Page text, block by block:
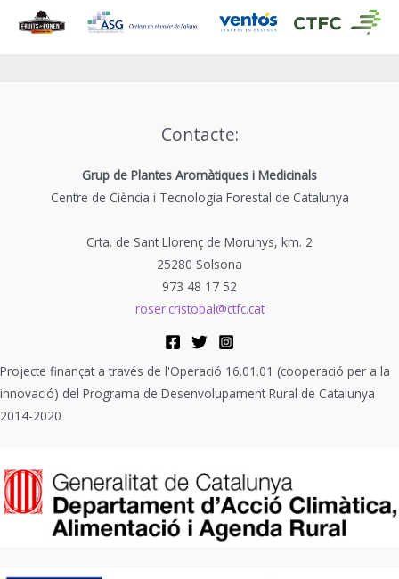
Contacte:
Grup de Plantes Aromàtiques i Medicinals
Centre de Ciència i Tecnologia Forestal de Catalunya
Crta. de Sant Llorenç de Morunys, km. 2
25280 Solsona
973 48 17 52
roser.cristobal@ctfc.cat
Projecte finançat a través de l'Operació 16.01.01 (cooperació per a la
innovació) del Programa de Desenvolupament Rural de Catalunya
2014-2020